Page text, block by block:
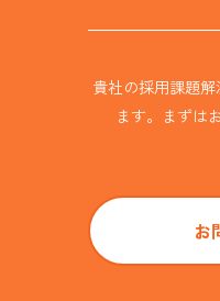
貴社の採用課題
ます。まずは
お